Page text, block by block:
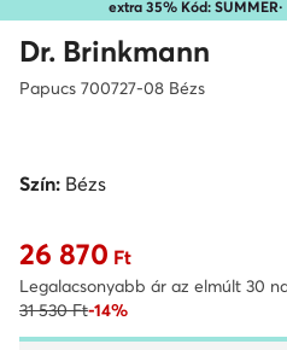
extra 35% Kód: SUMMER
Dr. Brinkmann
Papucs 700727-08 Bézs
Szín: Bézs
Aktuális ár 26 870 Ft
26 870 Ft
Legalacsonyabb ár az elmúlt 30
31 530 Ft-14%